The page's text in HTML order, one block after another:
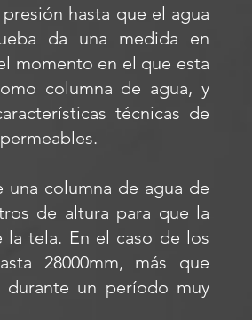
hasta que el agua
da una medida en
momento en el que esta
columna de agua, y
técnicas de
columna de agua de
de altura para que la
tela. En el caso de los
28000mm, más que
durante un período muy